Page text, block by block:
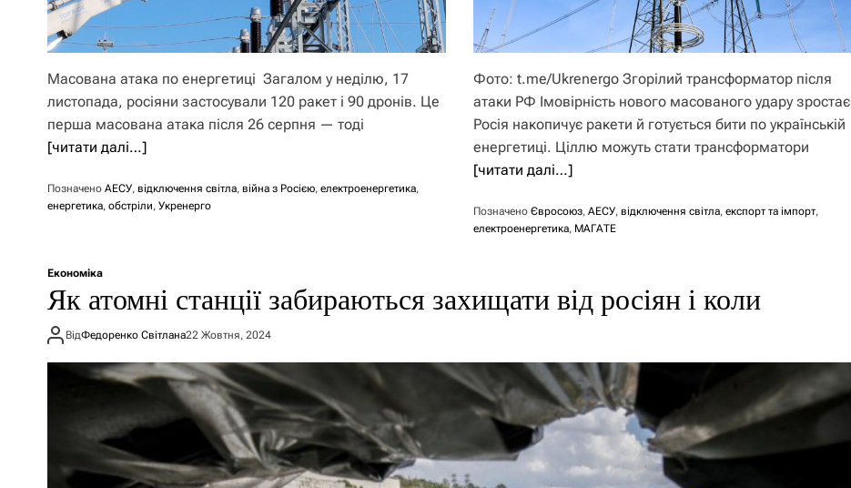
Масована атака по енергетиці Загалом у неділю, 17
листопада, росіяни застосували 120 ракет і 90 дронів. Це
перша масована атака після 26 серпня — тоді
[читати далі…]
Позначено АЕСУ, відключення світла, війна з Росією, електроенергетика,
енергетика, обстріли, Укренерго
Фото: t.me/Ukrenergo Згорілий трансформатор після
атаки РФ Імовірність нового масованого удару зростає
Росія накопичує ракети й готується бити по українській
енергетиці. Ціллю можуть стати трансформатори
[читати далі…]
ПозначеноЄвросоюз,АЕСУ,відключення світла,експорт та імпорт,
електроенергетика, МАГАТЕ
Економіка
Як атомні станції забираються захищати від росіян і коли
ВідФедоренко Світлана22 Жовтня, 2024